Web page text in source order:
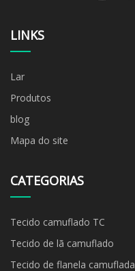
LINKS
Lar
Produtos
blog
Mapa do site
CATEGORIAS
Tecido camuflado TC
Tecido de lã camuflado
Tecido de flanela camuflada